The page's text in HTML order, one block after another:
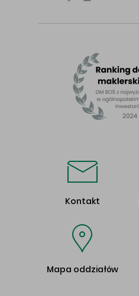
Kontakt
Mapa oddziałów